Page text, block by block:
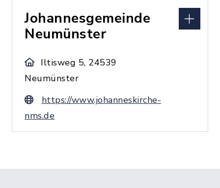
Johannesgemeinde
Neumünster
Iltisweg 5, 24539
Neumünster
https://www.johanneskirche-
nms.de